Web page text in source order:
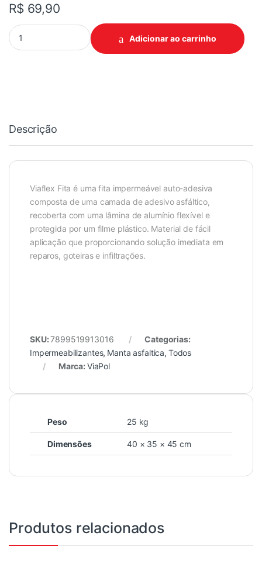
R$ 69,90
VIAPOL TAPA GOTEIRA SLEEVE 20CM quantidade
Adicionar ao carrinho
Descrição
Viaflex Fita é uma fita impermeável auto-adesiva
composta de uma camada de adesivo asfáltico,
recoberta com uma lâmina de alumínio flexível e
protegida por um filme plástico. Material de fácil
aplicação que proporcionando solução imediata em
reparos, goteiras e infiltrações.
SKU:7899519913016
Categorias:
Impermeabilizantes, Manta asfaltica, Todos
Marca: ViaPol
Peso 25 kg
Dimensões 40 × 35 × 45 cm
Produtos relacionados